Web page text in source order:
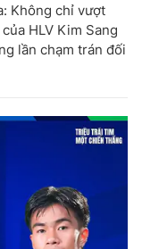
Không chỉ vượt
HLV Kim Sang
lần chạm trán đối